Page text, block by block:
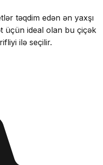
təqdim edən ən yaxşı
üçün ideal olan bu çiçək
ilə seçilir.